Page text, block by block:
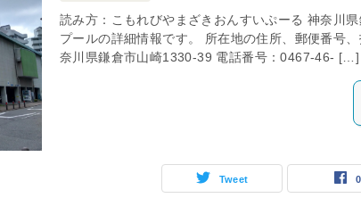
読み方：こもれびやまざきおんすいぷーる 神奈川
プールの詳細情報です。 所在地の住所、郵便番号
奈川県鎌倉市山崎1330-39 電話番号：0467-46- […]
Tweet 0